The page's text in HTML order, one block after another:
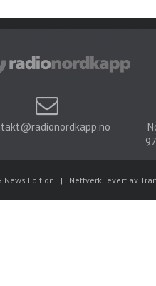
News Edition | Nettverk levert av